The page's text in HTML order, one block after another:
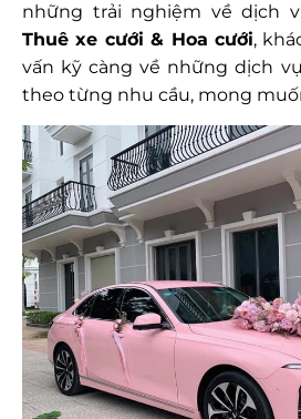
những trải nghiệm về dịch
Thuê xe cưới & Hoa cưới,
vấn kỹ càng về những dịch
theo từng nhu cầu, mong